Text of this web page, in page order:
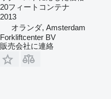
20フィートコンテナ
2013
オランダ, Amsterdam
Forkliftcenter BV
販売会社に連絡